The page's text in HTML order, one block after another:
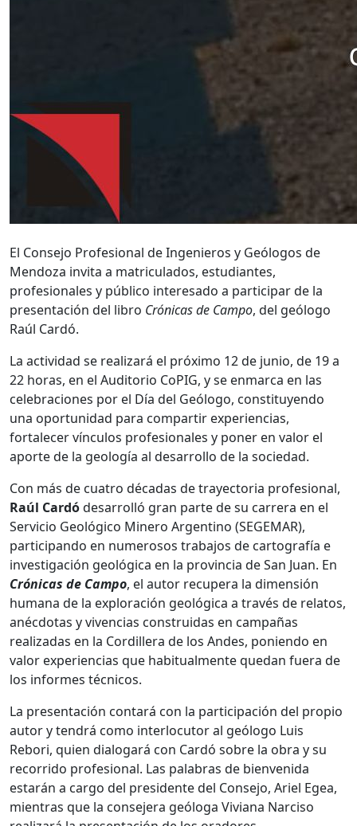
El Consejo Profesional de Ingenieros y Geólogos de
Mendoza invita a matriculados, estudiantes,
profesionales y público interesado a participar de la
presentación del libro Crónicas de Campo, del geólogo
Raúl Cardó.
La actividad se realizará el próximo 12 de junio, de 19 a
22 horas, en el Auditorio CoPIG, y se enmarca en las
celebraciones por el Día del Geólogo, constituyendo
una oportunidad para compartir experiencias,
fortalecer vínculos profesionales y poner en valor el
aporte de la geología al desarrollo de la sociedad.
Con más de cuatro décadas de trayectoria profesional,
Raúl Cardódesarrolló gran parte de su carrera en el
Servicio Geológico Minero Argentino (SEGEMAR),
participando en numerosos trabajos de cartografía e
investigación geológica en la provincia de San Juan. En
Crónicas de Campo, el autor recupera la dimensión
humana de la exploración geológica a través de relatos,
anécdotas y vivencias construidas en campañas
realizadas en la Cordillera de los Andes, poniendo en
valor experiencias que habitualmente quedan fuera de
los informes técnicos.
La presentación contará con la participación del propio
autor y tendrá como interlocutor al geólogo Luis
Rebori, quien dialogará con Cardó sobre la obra y su
recorrido profesional. Las palabras de bienvenida
estarán a cargo del presidente del Consejo, Ariel Egea,
mientras que la consejera geóloga Viviana Narciso